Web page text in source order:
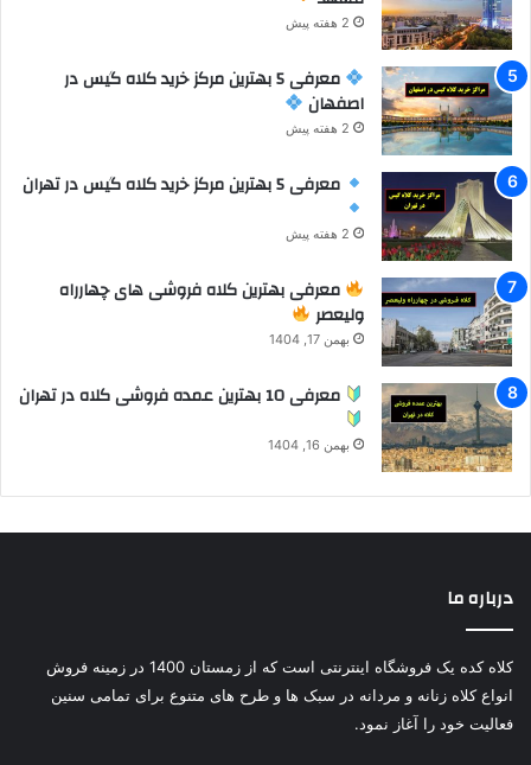
2 هفته پیش
معرفی 5 بهترین مرکز خرید کلاه گیس در
اصفهان
2 هفته پیش
معرفی 5 بهترین مرکز خرید کلاه گیس در تهران
2 هفته پیش
معرفی بهترین کلاه فروشی های چهارراه
ولیعصر
بهمن 17, 1404
معرفی 10 بهترین عمده فروشی کلاه در تهران
بهمن 16, 1404
درباره ما
کلاه کده یک فروشگاه اینترنتی است که از زمستان 1400 در زمینه فروش
انواع کلاه زنانه و مردانه در سبک ها و طرح های متنوع برای تمامی سنین
فعالیت خود را آغاز نمود.